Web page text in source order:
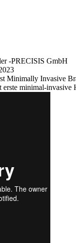
-PRECISIS GmbH
Minimally Invasive
minimal-invasive